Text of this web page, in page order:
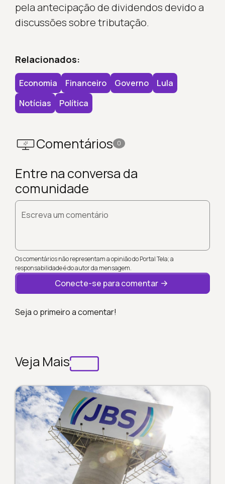
pela antecipação de dividendos devido a
discussões sobre tributação.
Relacionados:
Economia Financeiro Governo
Lula
Notícias
Política
Comentários 0
Entre na conversa da
comunidade
Escreva um comentário
Os comentários não representam a opinião do Portal Tela; a
responsabilidade é do autor da mensagem.
Conecte-se para comentar
Seja o primeiro a comentar!
Veja Mais